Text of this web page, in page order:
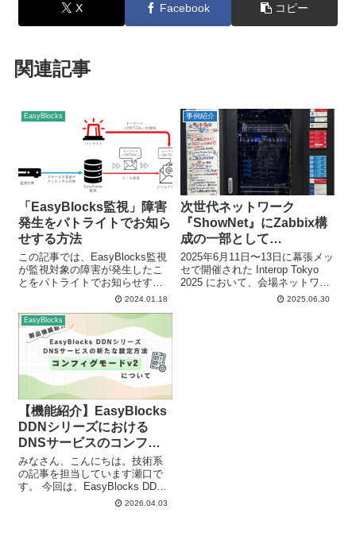
X Facebook コピー
関連記事
EasyBlocks
「EasyBlocks監視」障害
発生をパトライトでお知ら
せする方法
この記事では、EasyBlocks監視
が監視対象の障害が発生したこ
とをパトライトでお知らせする
方法について紹介していきま
ていただいている際に、 監視結
果をパトライトでお知らせでき
るの？ パトライトを光...
2024.01.18
事例紹介
次世代ネットワーク
『ShowNet』にZabbix構
成の一部として
EasyBlocks Syslogを機
器提供しました！
2025年6月11日〜13日に幕張メッ
セで開催された Interop Tokyo
2025 において、会場ネットワー
クの中核プロジェクトである
2025.06.30
EasyBlocks
【機能紹介】EasyBlocks
DDNシリーズにおける
DNSサービスのコンフィ
グモードv2について
みなさん、こんにちは。技術系
の記事を担当しています瀬口で
す。 今回は、EasyBlocks DDN
シリーズの最新アップデートに
2026.04.03